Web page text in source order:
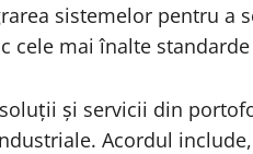
sistemelor pentru a
cele mai înalte
și servicii din
Acordul